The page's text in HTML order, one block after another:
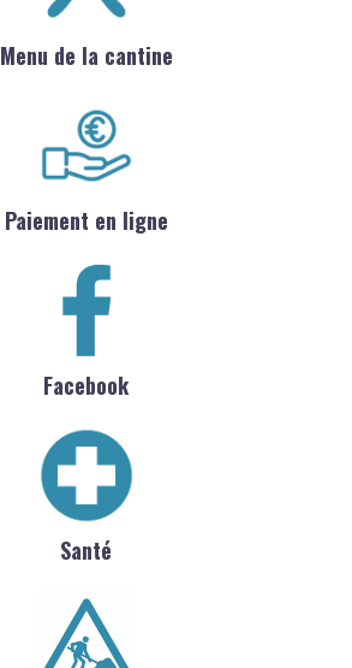
Menu de la cantine
Paiement en ligne
Facebook
Santé